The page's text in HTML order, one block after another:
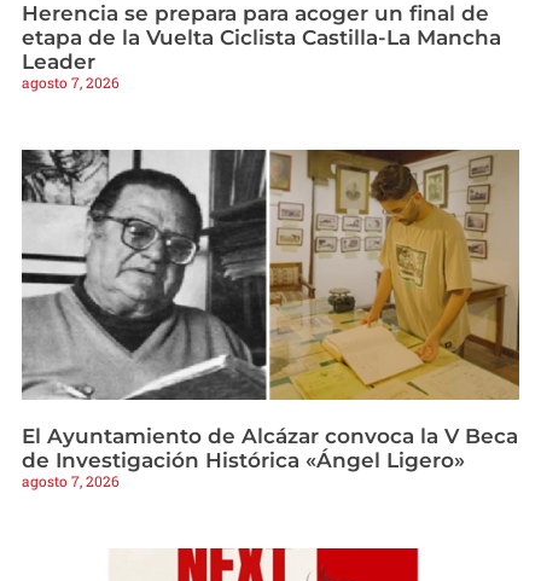
Herencia se prepara para acoger un final de
etapa de la Vuelta Ciclista Castilla-La Mancha
Leader
agosto 7, 2026
El Ayuntamiento de Alcázar convoca la V Beca
de Investigación Histórica «Ángel Ligero»
agosto 7, 2026